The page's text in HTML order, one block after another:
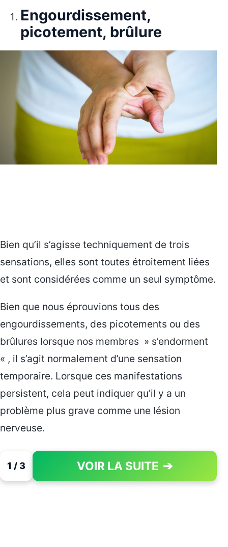
Engourdissement,
picotement, brûlure
Bien qu’il s’agisse techniquement de trois
sensations, elles sont toutes étroitement liées
et sont considérées comme un seul symptôme.
Bien que nous éprouvions tous des
engourdissements, des picotements ou des
brûlures lorsque nos membres » s’endorment
« , il s’agit normalement d’une sensation
temporaire. Lorsque ces manifestations
persistent, cela peut indiquer qu’il y a un
problème plus grave comme une lésion
nerveuse.
1 / 3 VOIR LA SUITE ➔
PAGE 1 OF 3